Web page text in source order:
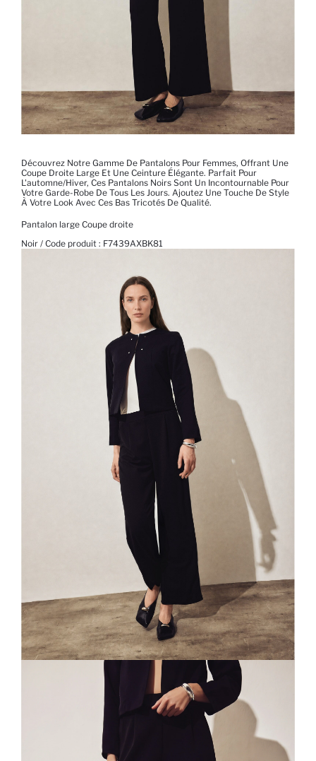
Découvrez Notre Gamme De Pantalons Pour Femmes, Offrant Une
Coupe Droite Large Et Une Ceinture Élégante. Parfait Pour
L'automne/hiver, Ces Pantalons Noirs Sont Un Incontournable Pour
Votre Garde-Robe De Tous Les Jours. Ajoutez Une Touche De Style
À Votre Look Avec Ces Bas Tricotés De Qualité.
Pantalon large Coupe droite
Noir / Code produit : F7439AXBK81